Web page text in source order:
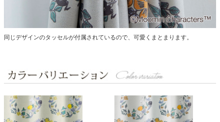
同じデザインのタッセルが付属されているので、可愛くまとまります。